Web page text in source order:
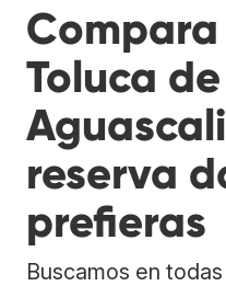
Toluca
reserva
prefieras
Buscamos en